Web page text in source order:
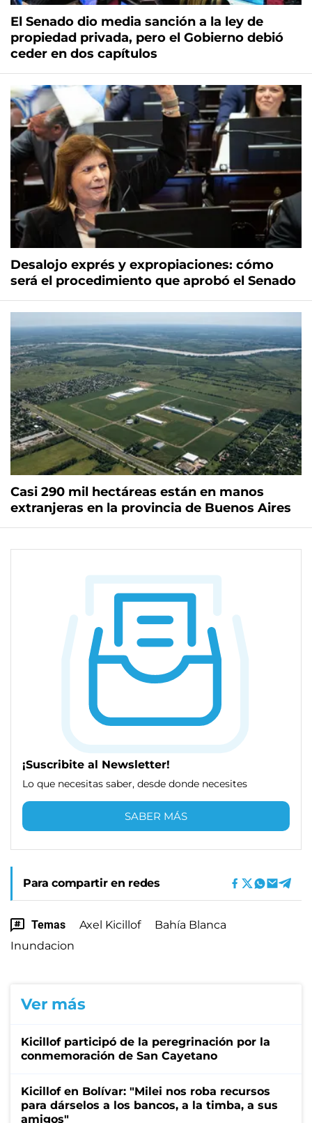
El Senado dio media sanción a la ley de
propiedad privada, pero el Gobierno debió
ceder en dos capítulos
Desalojo exprés y expropiaciones: cómo
será el procedimiento que aprobó el Senado
Casi 290 mil hectáreas están en manos
extranjeras en la provincia de Buenos Aires
¡Suscribite al Newsletter!
Lo que necesitas saber, desde donde necesites
SABER MÁS
Para compartir en redes
Temas Axel Kicillof
Bahía Blanca
Inundacion
Ver más
Kicillof participó de la peregrinación por la
conmemoración de San Cayetano
Kicillof en Bolívar: "Milei nos roba recursos
para dárselos a los bancos, a la timba, a sus
amigos"